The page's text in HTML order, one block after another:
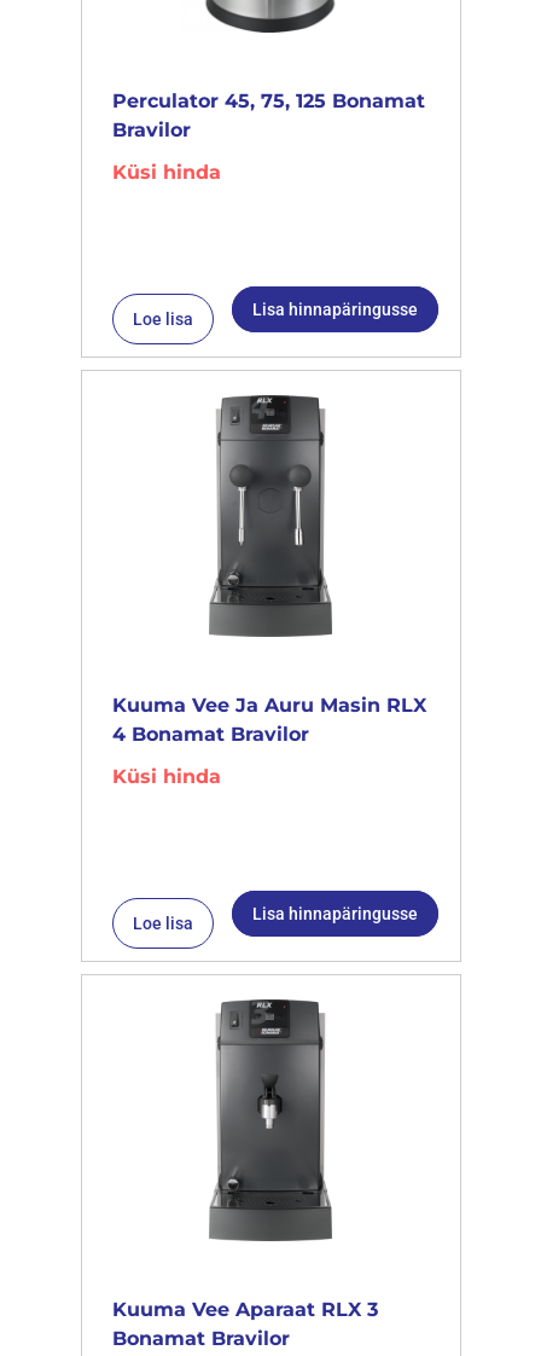
Perculator 45, 75, 125 Bonamat
Bravilor
Küsi hinda
Loe lisa Lisa hinnapäringusse
Kuuma Vee Ja Auru Masin RLX
4 Bonamat Bravilor
Küsi hinda
Loe lisa Lisa hinnapäringusse
Kuuma Vee Aparaat RLX 3
Bonamat Bravilor